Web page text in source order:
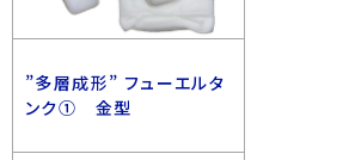
”多層成形” フューエルタ
ンク① 金型